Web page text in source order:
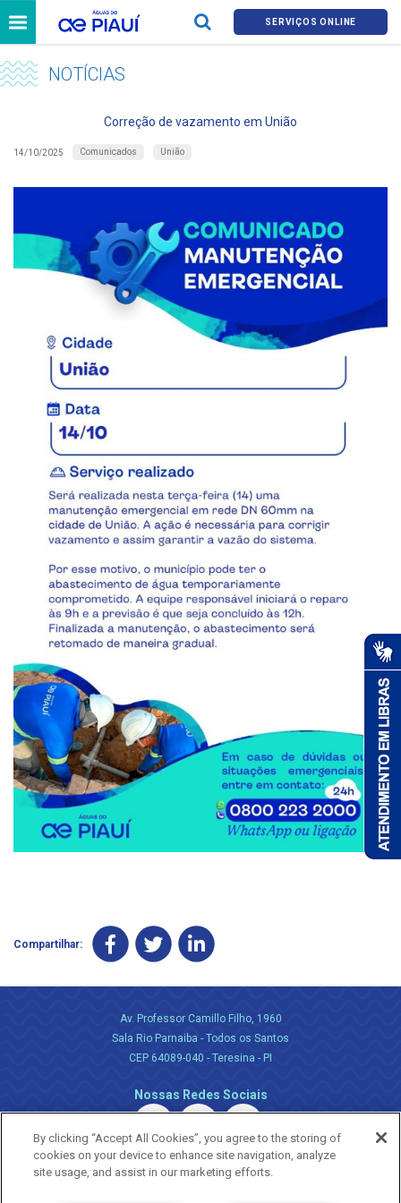
SERVIÇOS ONLINE
NOTÍCIAS
Correção de vazamento em União
14/10/2025 Comunicados União
Compartilhar:
Av. Professor Camillo Filho, 1960
Sala Rio Parnaiba - Todos os Santos
CEP 64089-040 - Teresina - PI
Nossas Redes Sociais
By clicking “Accept All Cookies”, you agree to the storing of
cookies on your device to enhance site navigation, analyze
site usage, and assist in our marketing efforts.